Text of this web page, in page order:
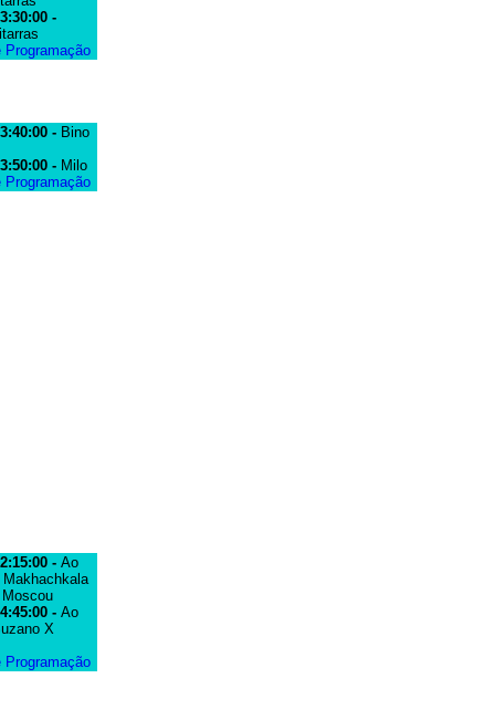
-
Programação
- Bino
- Milo
Programação
- Ao
- Ao
X
Programação